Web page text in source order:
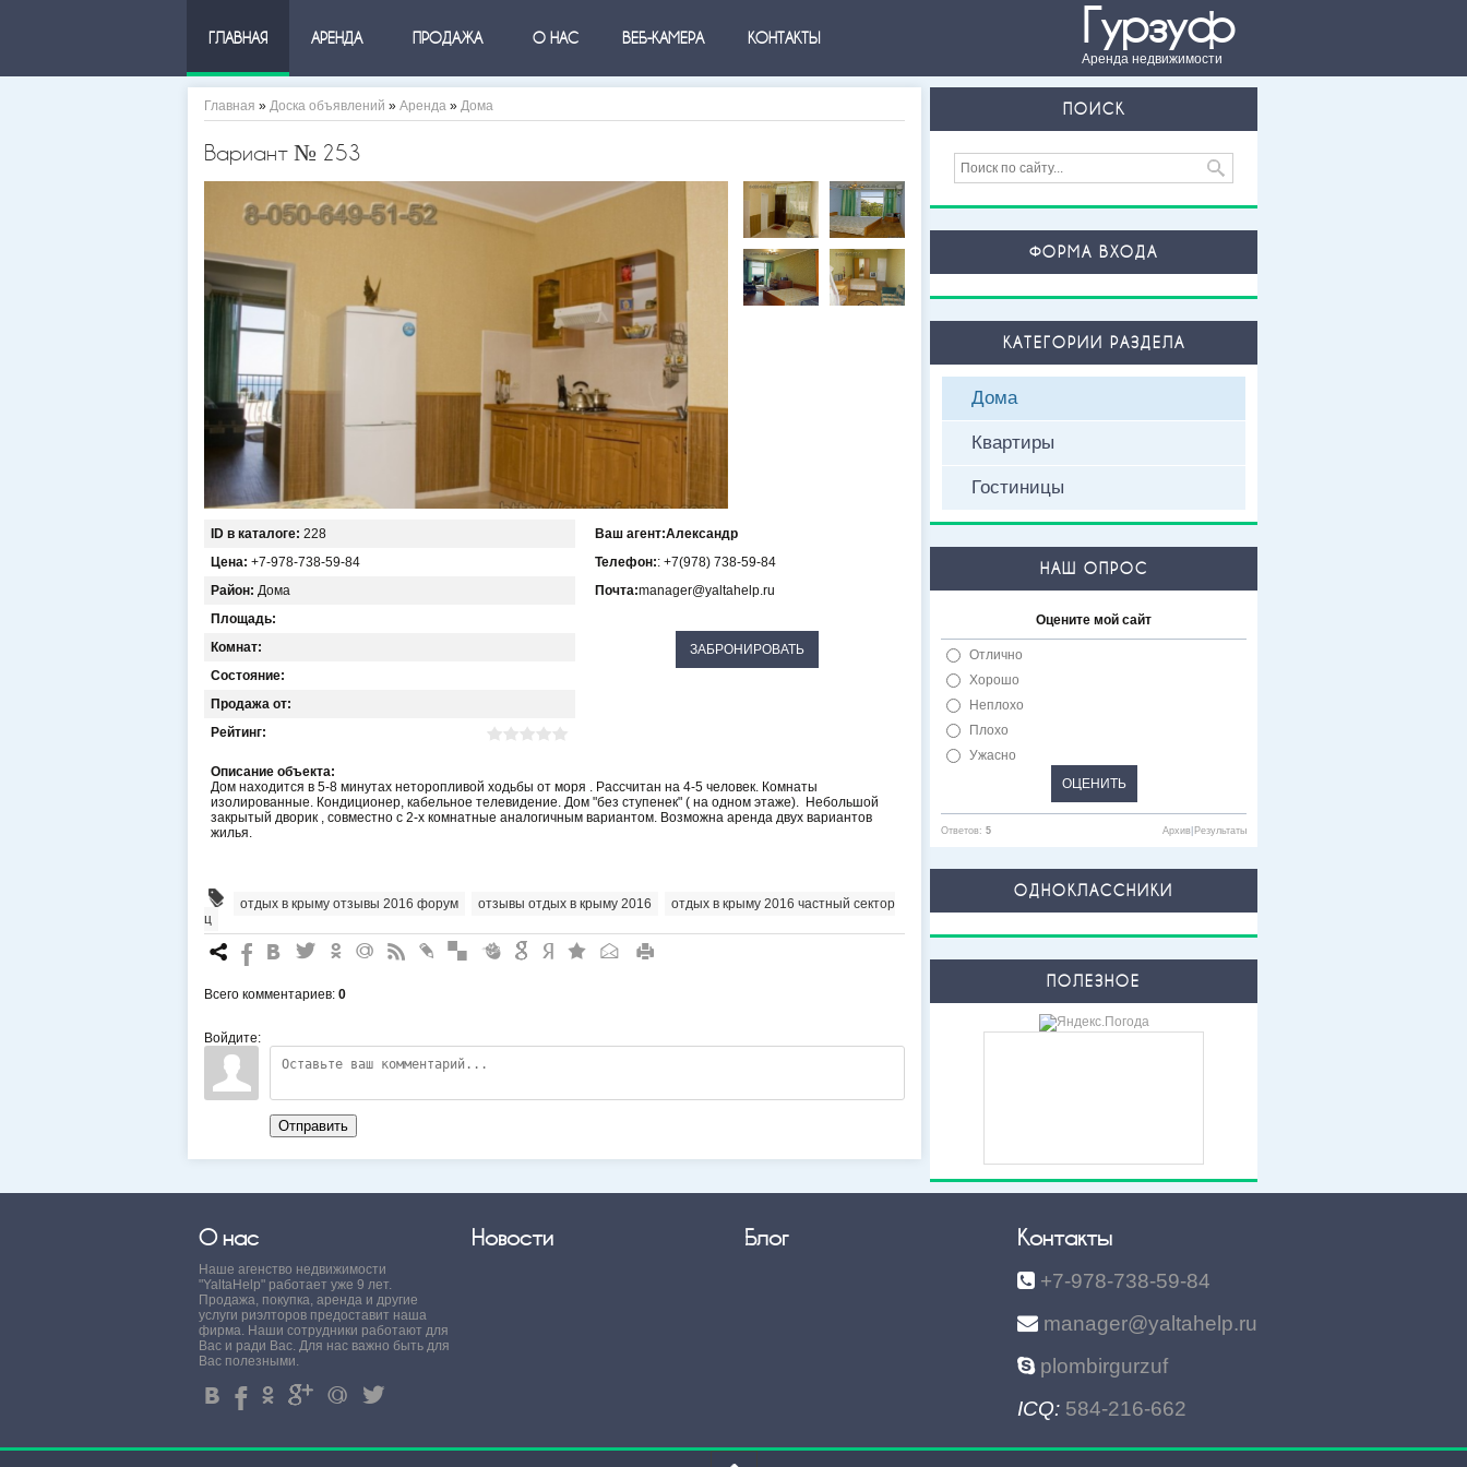
ГЛАВНАЯ АРЕНДА ПРОДАЖА О НАС ВЕБ-КАМЕРА КОНТАКТЫ Гурзуф
Аренда недвижимости
Главная » Доска объявлений » Аренда » Дома
Вариант № 253
ID в каталоге: 228
Цена: +7-978-738-59-84
Район: Дома
Площадь:
Комнат:
Состояние:
Продажа от:
Рейтинг:
Ваш агент:Александр
Телефон:: +7(978) 738-59-84
Почта:manager@yaltahelp.ru
Описание объекта:
Дом находится в 5-8 минутах неторопливой ходьбы от моря . Рассчитан на 4-5 человек. Комнаты
изолированные. Кондиционер, кабельное телевидение. Дом "без ступенек" ( на одном этаже). Небольшой
закрытый дворик , совместно с 2-х комнатные аналогичным вариантом. Возможна аренда двух вариантов
жилья.
отдых в крыму отзывы 2016 форум отзывы отдых в крыму 2016
отдых в крыму 2016 частный сектор
ц
7 % 4 3 . + 0 * # " & 6 Q P R
Всего комментариев: 0
Войдите:
Отправить
ПОИСК
ФОРМА ВХОДА
КАТЕГОРИИ РАЗДЕЛА
Дома
Квартиры
Гостиницы
НАШ ОПРОС
Оцените мой сайт
Отлично
Хорошо
Неплохо
Плохо
Ужасно
Ответов: 5 Результаты
Архив
ОДНОКЛАССНИКИ
ПОЛЕЗНОЕ
О нас
Наше агенство недвижимости
"YaltaHelp" работает уже 9 лет.
Продажа, покупка, аренда и другие
услуги риэлторов предоставит наша
фирма. Наши сотрудники работают для
Вас и ради Вас. Для нас важно быть для
Вас полезными.
4 % . ' + 3
Новости Блог Контакты
+7-978-738-59-84
manager@yaltahelp.ru
plombirgurzuf
ICQ: 584-216-662